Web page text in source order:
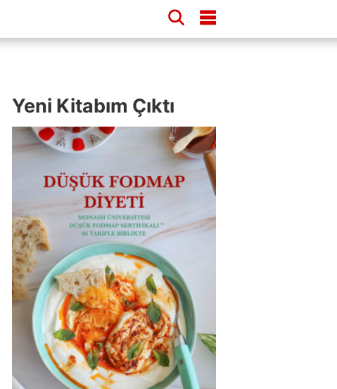
Yeni Kitabım Çıktı